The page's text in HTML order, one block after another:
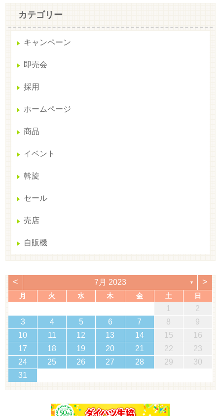
カテゴリー
キャンペーン
即売会
採用
ホームページ
商品
イベント
斡旋
セール
売店
自販機
< 7月 2023 ▼ >
月 火 水 木 金 土 日
1
2
3
4 5 6 7 8
9
10
11 12 13 14 15
16
17
18 19 20 21 22
23
24
25 26 27 28 29
30
31